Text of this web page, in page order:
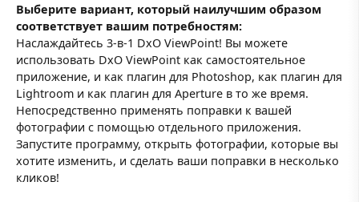
Выберите вариант, который наилучшим образом
соответствует вашим потребностям:
Наслаждайтесь 3-в-1 DxO ViewPoint! Вы можете
использовать DxO ViewPoint как самостоятельное
приложение, и как плагин для Photoshop, как плагин для
Lightroom и как плагин для Aperture в то же время.
Непосредственно применять поправки к вашей
фотографии с помощью отдельного приложения.
Запустите программу, открыть фотографии, которые вы
хотите изменить, и сделать ваши поправки в несколько
кликов!